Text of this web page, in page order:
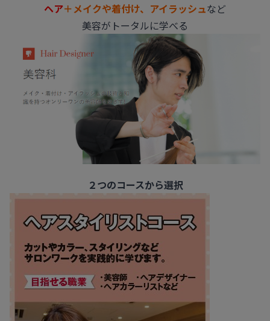
ヘア＋メイクや着付け、アイラッシュなど
美容がトータルに学べる
２つのコースから選択